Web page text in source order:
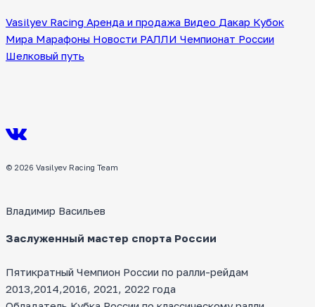
страницам
Vasilyev Racing Аренда и продажа Видео Дакар Кубок
Мира Марафоны Новости РАЛЛИ Чемпионат России
Шелковый путь
© 2026 Vasilyev Racing Team
Владимир Васильев
Заслуженный мастер спорта России
Пятикратный Чемпион России по ралли-рейдам
2013,2014,2016, 2021, 2022 года